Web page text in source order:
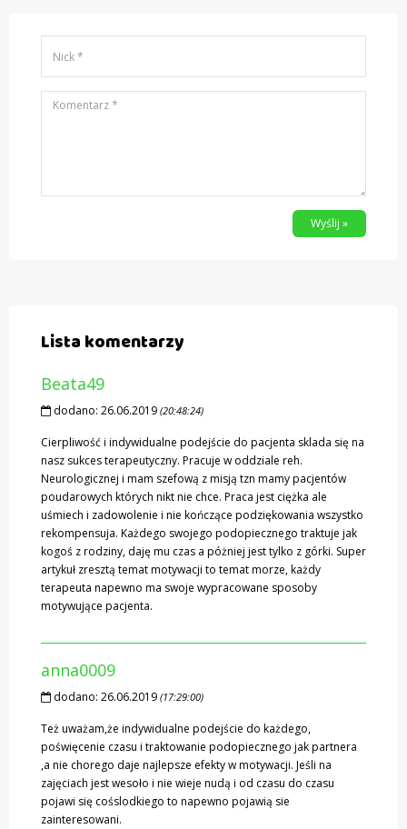
Wyślij »
Lista komentarzy
Beata49
dodano: 26.06.2019 (20:48:24)
Cierpliwość i indywidualne podejście do pacjenta sklada się na
nasz sukces terapeutyczny. Pracuje w oddziale reh.
Neurologicznej i mam szefową z misją tzn mamy pacjentów
poudarowych których nikt nie chce. Praca jest ciężka ale
uśmiech i zadowolenie i nie kończące podziękowania wszystko
rekompensuja. Każdego swojego podopiecznego traktuje jak
kogoś z rodziny, daję mu czas a póżniej jest tylko z górki. Super
artykuł zresztą temat motywacji to temat morze, każdy
terapeuta napewno ma swoje wypracowane sposoby
motywujące pacjenta.
anna0009
dodano: 26.06.2019 (17:29:00)
Też uważam,że indywidualne podejście do każdego,
poświęcenie czasu i traktowanie podopiecznego jak partnera
,a nie chorego daje najlepsze efekty w motywacji. Jeśli na
zajęciach jest wesoło i nie wieje nudą i od czasu do czasu
pojawi się cośslodkiego to napewno pojawią sie
zainteresowani.